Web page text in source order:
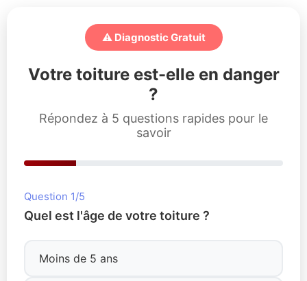
⚠️ Diagnostic Gratuit
Votre toiture est-elle en danger
?
Répondez à 5 questions rapides pour le
savoir
Question 1/5
Quel est l'âge de votre toiture ?
Moins de 5 ans